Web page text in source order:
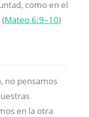
como en el
Mateo 6:9–10)
no pensamos
en la otra